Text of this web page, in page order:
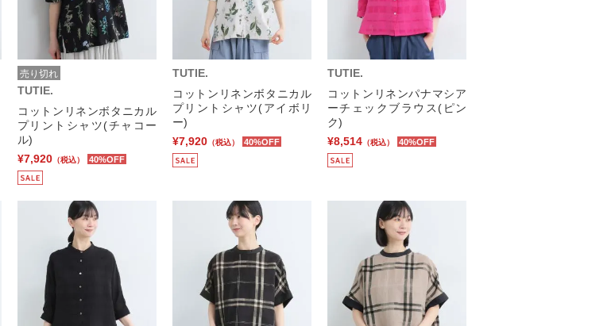
売り切れ
TUTIE.
コットンリネンボタニカル
プリントシャツ(チャコー
ル)
¥7,920 （税込） 40%OFF
TUTIE.
コットンリネンボタニカル
プリントシャツ(アイボリ
ー)
¥7,920 （税込） 40%OFF
TUTIE.
コットンリネンパナマシア
ーチェックブラウス(ピン
ク)
¥8,514 （税込） 40%OFF